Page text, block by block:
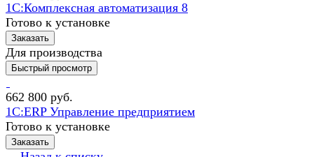
1С:Комплексная автоматизация 8
Готово к установке
Заказать
Для производства
Быстрый просмотр
662 800 руб.
1С:ERP Управление предприятием
Готово к установке
Заказать